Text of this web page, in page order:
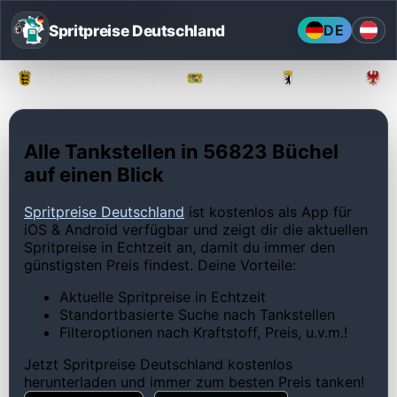
Spritpreise Deutschland DE
Alle Tankstellen in 56823 Büchel
auf einen Blick
Spritpreise Deutschland ist kostenlos als App für
iOS & Android verfügbar und zeigt dir die aktuellen
Spritpreise in Echtzeit an, damit du immer den
günstigsten Preis findest. Deine Vorteile:
Aktuelle Spritpreise in Echtzeit
Standortbasierte Suche nach Tankstellen
Filteroptionen nach Kraftstoff, Preis, u.v.m.!
Jetzt Spritpreise Deutschland kostenlos
herunterladen und immer zum besten Preis tanken!